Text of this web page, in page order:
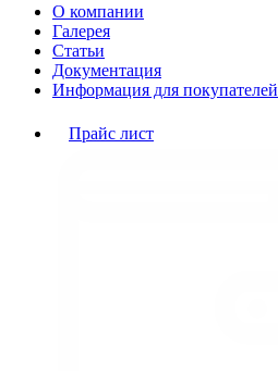
О компании
Галерея
Статьи
Документация
Информация для покупателей
Прайс лист